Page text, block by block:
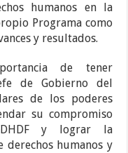
humanos en la
Programa como
y resultados.
de tener
de Gobierno del
de los poderes
su compromiso
y lograr la
derechos humanos y